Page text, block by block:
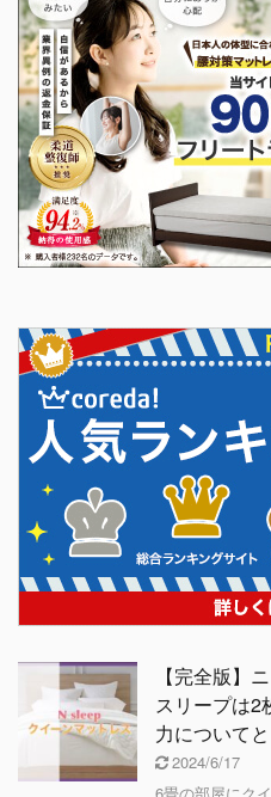
【完全版】
スリープは
力について
2024/6/17